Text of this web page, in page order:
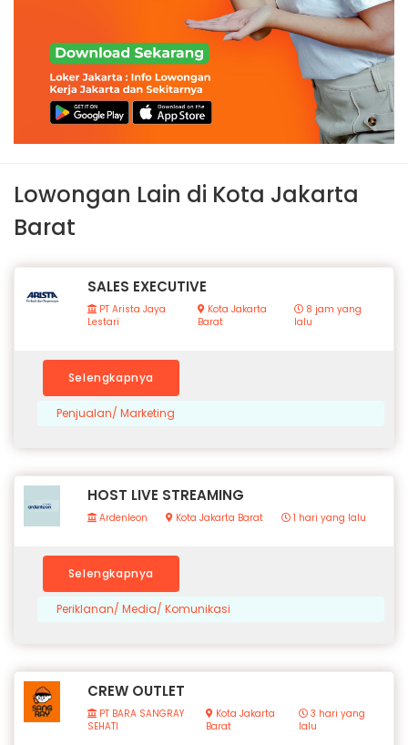
Lowongan Lain di Kota Jakarta
Barat
SALES EXECUTIVE
PT Arista Jaya
Lestari
Kota Jakarta
Barat
8 jam yang
lalu
Selengkapnya
Penjualan/ Marketing
HOST LIVE STREAMING
Ardenleon Kota Jakarta Barat 1 hari yang lalu
Selengkapnya
Periklanan/ Media/ Komunikasi
CREW OUTLET
PT BARA SANGRAY
SEHATI
Kota Jakarta
Barat
3 hari yang
lalu